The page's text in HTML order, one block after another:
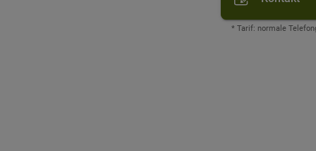
* Tarif: normale